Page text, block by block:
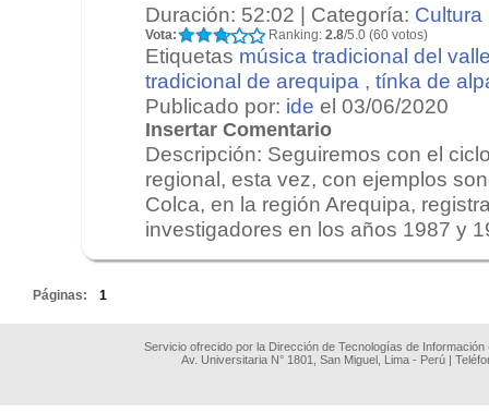
Duración: 52:02 | Categoría: Cultura
Vota: Ranking: 2.8/5.0 (60 votos)
Etiquetas música tradicional del
tradicional de arequipa , tínka de
Publicado por: ide el 03/06/2020
Insertar Comentario
Descripción: Seguiremos con el
regional, esta vez, con ejemplos
Colca, en la región Arequipa,
investigadores en los años 1987 y
Páginas: 1
Servicio ofrecido por la Dirección de Tecnologías de
Av. Universitaria N° 1801, San Miguel, Lima - Perú |